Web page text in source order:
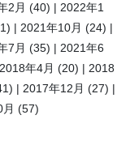
2月 (40)
2022年1
2021年10月 (24)
7月 (35)
2021年6
2018年4月 (20)
2018
2017年12月 (27)
(57)